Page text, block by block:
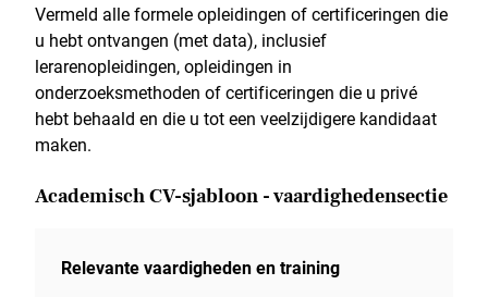
Vermeld alle formele opleidingen of certificeringen die
u hebt ontvangen (met data), inclusief
lerarenopleidingen, opleidingen in
onderzoeksmethoden of certificeringen die u privé
hebt behaald en die u tot een veelzijdigere kandidaat
maken.
Academisch CV-sjabloon - vaardighedensectie
Relevante vaardigheden en training